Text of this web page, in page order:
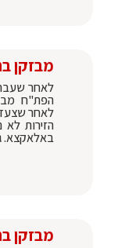
מבזקן
לאחר
הפת"ח
לאחר
הזירות
באלאקצא.
מבזקן